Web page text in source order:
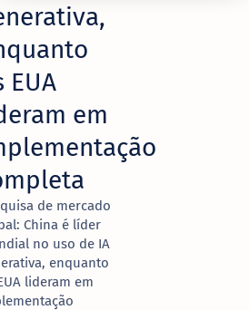
EUA
em
de mercado
China é líder
no uso de IA
enquanto
lideram em